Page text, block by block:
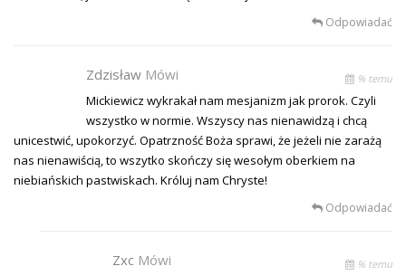
Odpowiadać
Zdzisław Mówi % temu
Mickiewicz wykrakał nam mesjanizm jak prorok. Czyli
wszystko w normie. Wszyscy nas nienawidzą i chcą
unicestwić, upokorzyć. Opatrzność Boża sprawi, że jeżeli nie zarażą
nas nienawiścią, to wszytko skończy się wesołym oberkiem na
niebiańskich pastwiskach. Króluj nam Chryste!
Odpowiadać
Zxc Mówi % temu